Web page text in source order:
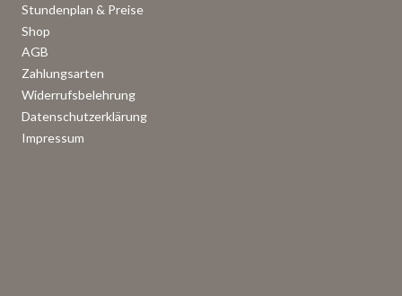
Stundenplan & Preise
Shop
AGB
Zahlungsarten
Widerrufsbelehrung
Datenschutzerklärung
Impressum